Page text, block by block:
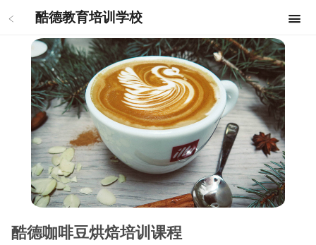
酷德教育培训学校
酷德咖啡豆烘焙培训课程